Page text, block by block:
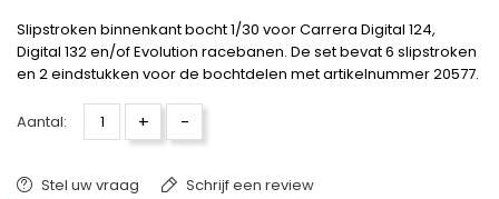
Slipstroken binnenkant bocht 1/30 voor Carrera Digital 124,
Digital 132 en/of Evolution racebanen. De set bevat 6 slipstroken
en 2 eindstukken voor de bochtdelen met artikelnummer 20577.
Aantal: + -
Stel uw vraag Schrijf een review